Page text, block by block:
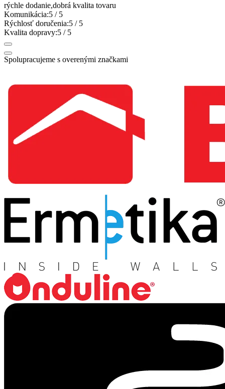
rýchle dodanie,dobrá kvalita tovaru
Komunikácia:5 / 5
Rýchlosť doručenia:5 / 5
Kvalita dopravy:5 / 5
Spolupracujeme s overenými značkami